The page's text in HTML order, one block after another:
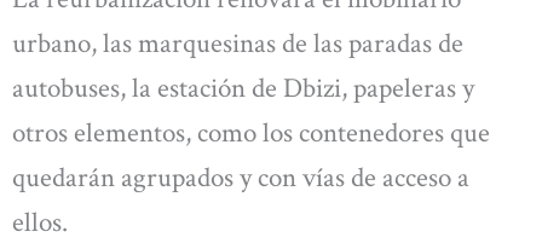
urbano, las marquesinas de las paradas de
autobuses, la estación de Dbizi, papeleras y
otros elementos, como los contenedores que
quedarán agrupados y con vías de acceso a
ellos.